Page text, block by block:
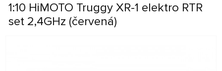
1:10 HiMOTO Truggy XR-1 elektro RTR
set 2,4GHz (červená)